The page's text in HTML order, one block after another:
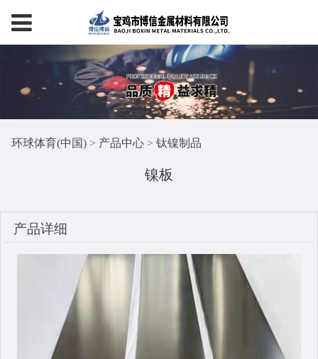
环球体育(中国)> 产品中心> 钛镍制品
镍板
产品详细